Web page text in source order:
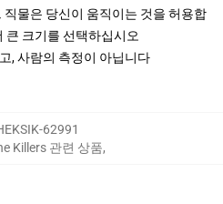
물은 당신이 움직이는 것을 허용합
큰 크기를 선택하십시오
, 사람의 측정이 아닙니다
62991
Killers 관련 상품,